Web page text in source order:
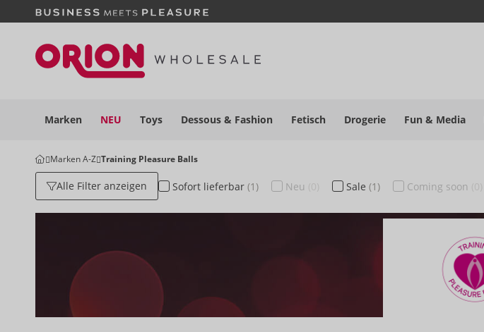
Marken NEU Toys Dessous & Fashion Fetisch Drogerie Fun & Media
Marken A-Z Training Pleasure Balls
Alle Filter anzeigen Sofort lieferbar (1) Neu (0) Sale (1) Coming soon (0)